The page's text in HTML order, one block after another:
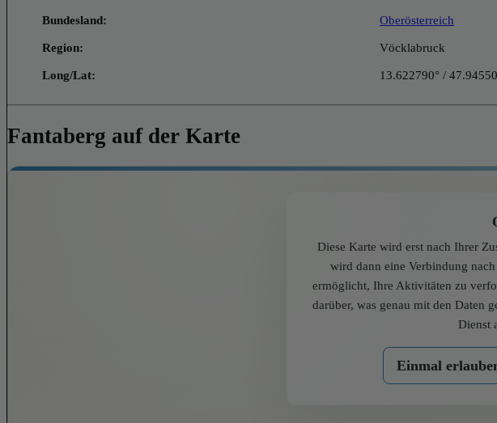
Bundesland: Oberösterreich
Region: Vöcklabruck
Long/Lat: 13.622790° /
Fantaberg auf der Karte
Diese Karte wird erst nach Ihrer
wird dann eine Verbindung
ermöglicht, Ihre Aktivitäten zu
darüber, was genau mit den Daten
Dienst
Einmal